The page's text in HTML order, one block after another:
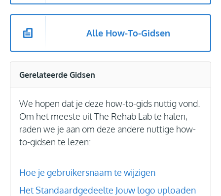
Alle How-To-Gidsen
Gerelateerde Gidsen
We hopen dat je deze how-to-gids nuttig vond.
Om het meeste uit The Rehab Lab te halen,
raden we je aan om deze andere nuttige how-
to-gidsen te lezen:
Hoe je gebruikersnaam te wijzigen
Het Standaardgedeelte Jouw logo uploaden